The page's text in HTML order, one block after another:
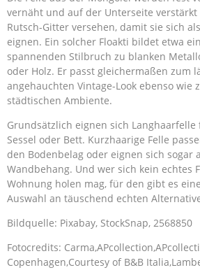
vernäht und auf der Unterseite
Rutsch-Gitter versehen, damit sie sich
eignen. Ein solcher Floakti bildet etwa
spannenden Stilbruch zu blanken
oder Holz. Er passt gleichermaßen zum
angehauchten Vintage-Look ebenso wie
städtischen Ambiente.
Grundsätzlich eignen sich Langhaarfelle
Sessel oder Bett. Kurzhaarige Felle
den Bodenbelag oder eignen sich sogar
Wandbehang. Und wer sich kein echtes
Wohnung holen mag, für den gibt es
Auswahl an täuschend echten
Bildquelle: Pixabay, StockSnap, 2568850
Fotocredits:
Copenhagen,Courtesy of B&B